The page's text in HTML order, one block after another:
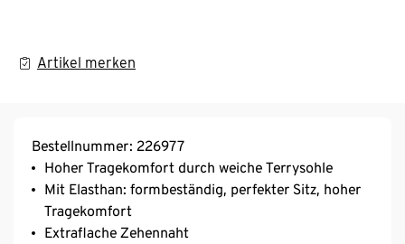
Artikel merken
Bestellnummer: 226977
Hoher Tragekomfort durch weiche Terrysohle
Mit Elasthan: formbeständig, perfekter Sitz, hoher
Tragekomfort
Extraflache Zehennaht